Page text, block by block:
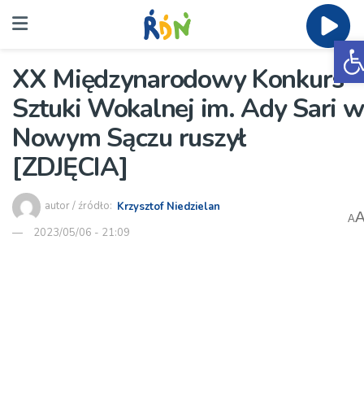
XX Międzynarodowy Konkurs
Sztuki Wokalnej im. Ady Sari w
Nowym Sączu ruszył
[ZDJĘCIA]
autor / źródło: Krzysztof Niedzielan
2023/05/06 - 21:09
A